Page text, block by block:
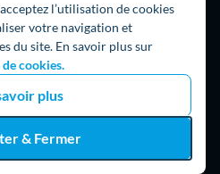
l’utilisation de cookies
votre navigation et
du site. En savoir plus sur
cookies.
plus
& Fermer
4,9/5
avisGoogle
What ?